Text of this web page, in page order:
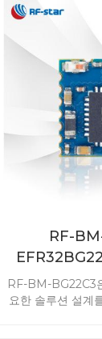
2밴드 안테나 출력
는 설계 작업을
될
RF-
RF-BM-BG22C3
요한 솔루션 설계